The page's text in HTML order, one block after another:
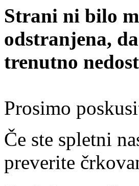
Strani ni bilo
odstranjena,
trenutno
Prosimo
Če ste spletni
preverite